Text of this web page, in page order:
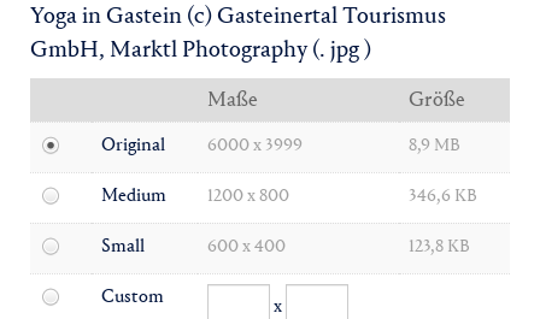
Yoga in Gastein (c) Gasteinertal Tourismus
GmbH, Marktl Photography(. jpg )
Maße Größe
Original 6000 x 3999 8,9 MB
Medium 1200 x 800 346,6 KB
Small 600 x 400 123,8 KB
Custom x